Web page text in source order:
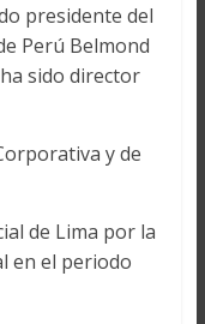
presidente del
Perú Belmond
sido director
y de
de Lima por la
en el periodo